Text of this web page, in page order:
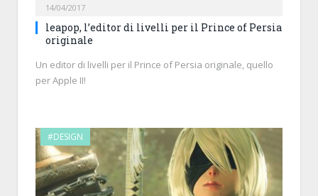
14/04/2017
leapop, l’editor di livelli per il Prince of Persia
originale
Un editor di livelli per il Prince of Persia originale, quello
per Apple II!
#DESIGN